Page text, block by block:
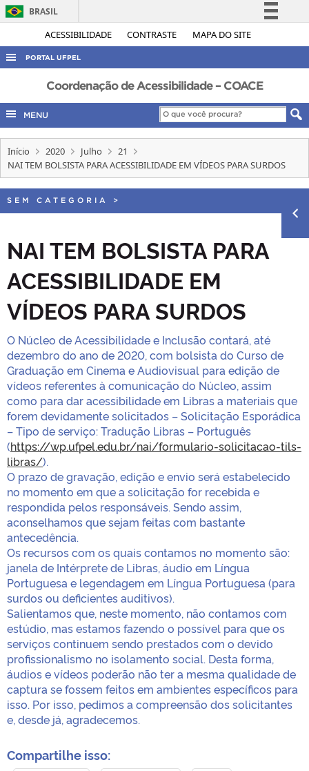
ACESSIBILIDADE CONTRASTE MAPA DO SITE
BRASIL
Simplifique!
Legislação
Canais
PORTAL UFPEL
ACESSO À INFORMAÇÃO
AUDITORIA
COBALTO
CONCURSOS
INTERNACIONAL
PORTARIAS
Coordenação de Acessibilidade – COACE
MENU
Início 2020 Julho
21
NAI TEM BOLSISTA PARA ACESSIBILIDADE EM VÍDEOS PARA SURDOS
SEM CATEGORIA >
NAI TEM BOLSISTA PARA
ACESSIBILIDADE EM
VÍDEOS PARA SURDOS
O Núcleo de Acessibilidade e Inclusão contará, até
dezembro do ano de 2020, com bolsista do Curso de
Graduação em Cinema e Audiovisual para edição de
vídeos referentes à comunicação do Núcleo, assim
como para dar acessibilidade em Libras a materiais que
forem devidamente solicitados – Solicitação Esporádica
– Tipo de serviço: Tradução Libras – Português
(https://wp.ufpel.edu.br/nai/formulario-solicitacao-tils-
libras/).
O prazo de gravação, edição e envio será estabelecido
no momento em que a solicitação for recebida e
respondida pelos responsáveis. Sendo assim,
aconselhamos que sejam feitas com bastante
antecedência.
Os recursos com os quais contamos no momento são:
janela de Intérprete de Libras, áudio em Língua
Portuguesa e legendagem em Língua Portuguesa (para
surdos ou deficientes auditivos).
Salientamos que, neste momento, não contamos com
estúdio, mas estamos fazendo o possível para que os
serviços continuem sendo prestados com o devido
profissionalismo no isolamento social. Desta forma,
áudios e vídeos poderão não ter a mesma qualidade de
captura se fossem feitos em ambientes específicos para
isso. Por isso, pedimos a compreensão dos solicitantes
e, desde já, agradecemos.
Compartilhe isso: